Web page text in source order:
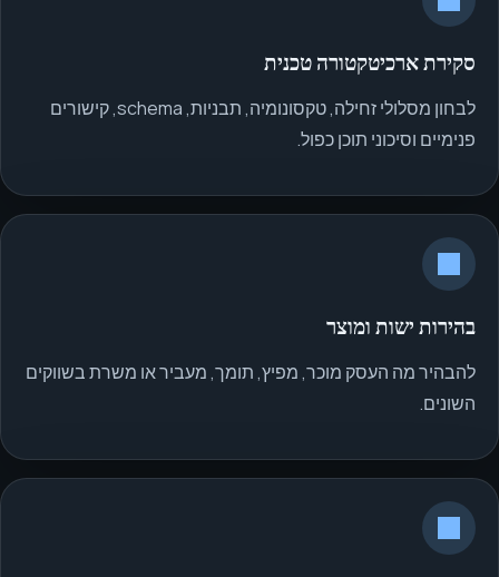
סקירת ארכיטקטורה טכנית
לבחון מסלולי זחילה, טקסונומיה, תבניות, schema, קישורים
פנימיים וסיכוני תוכן כפול.
בהירות ישות ומוצר
להבהיר מה העסק מוכר, מפיץ, תומך, מעביר או משרת בשווקים
השונים.